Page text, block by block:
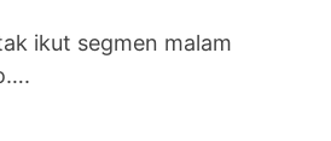
ikut segmen malam